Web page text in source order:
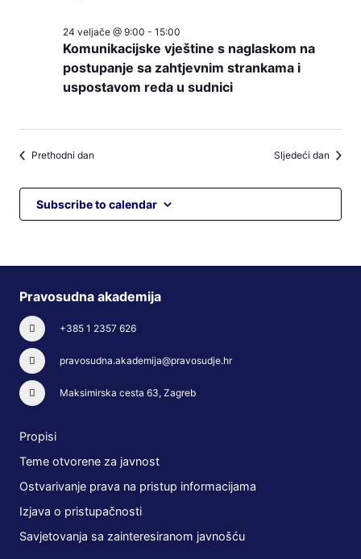
Komunikacijske vještine s naglaskom na
postupanje sa zahtjevnim strankama i
uspostavom reda u sudnici
24 veljače @ 9:00 - 15:00
Prethodni dan Sljedeći dan
Subscribe to calendar
Pravosudna akademija
+385 1 2357 626
pravosudna.akademija@pravosudje.hr
Maksimirska cesta 63, Zagreb
Propisi
Teme otvorene za javnost
Ostvarivanje prava na pristup informacijama
Izjava o pristupačnosti
Savjetovanja sa zainteresiranom javnošću